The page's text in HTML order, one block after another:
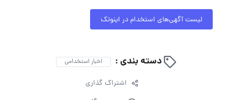
لیست آگهی‌های استخدام در اینوتک
دسته بندی : اخبار استخدامی
اشتراک گذاری